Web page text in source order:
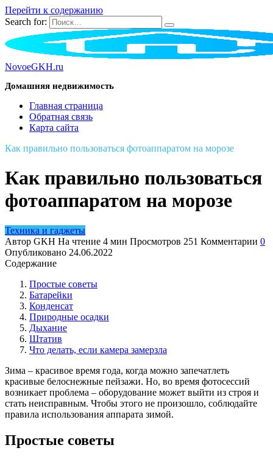
Перейти к содержанию
Search for:
NovoeGKH.ru
Домашняя недвижимость
Главная страница
Обратная связь
Карта сайта
Как правильно пользоваться фотоаппаратом на морозе
Как правильно пользоваться
фотоаппаратом на морозе
Техника и гаджеты
Автор GKH На чтение 4 мин Просмотров 251 Комментарии 0
Опубликовано 24.06.2022
Содержание
Простые советы
Батарейки
Конденсат
Природные осадки
Дыхание
Штатив
Что делать, если камера замерзла
Зима – красивое время года, когда можно запечатлеть
красивые белоснежные пейзажи. Но, во время фотосессий
возникает проблема – оборудование может выйти из строя и
стать неисправным. Чтобы этого не произошло, соблюдайте
правила использования аппарата зимой.
Простые советы